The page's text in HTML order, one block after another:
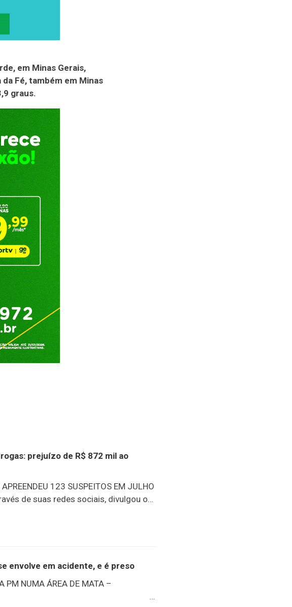
em Minas Gerais,
Fé, também em Minas
graus.
prejuízo de R$ 872 mil ao
123 SUSPEITOS EM JULHO
de suas redes sociais, divulgou o
um dos destaques, sem dúvida, foi a
e 25 adolescentes
de fogo apreendidas40.073g de
envolve em acidente, e é preso
PM NUMA ÁREA DE MATA –